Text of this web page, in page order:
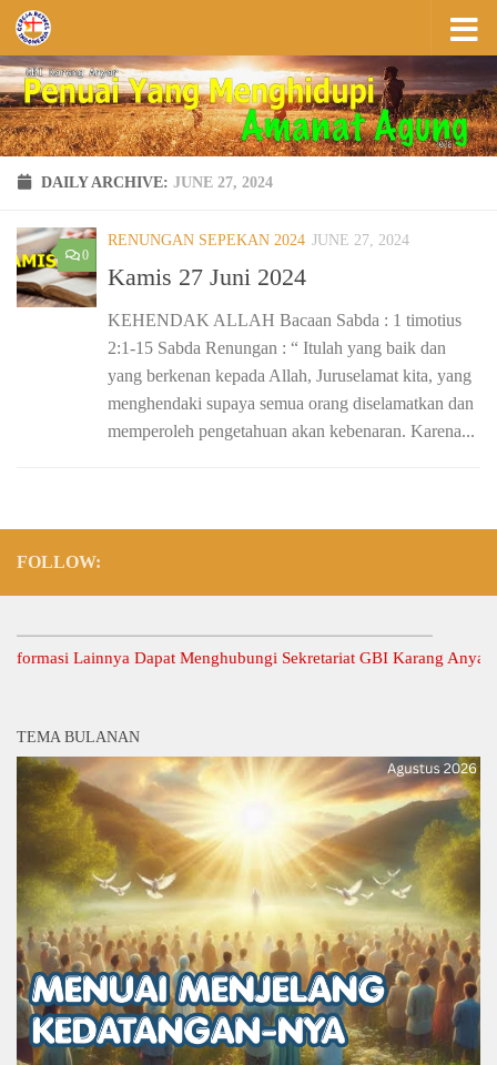
Skip to content
DAILY ARCHIVE: JUNE 27, 2024
0
RENUNGAN SEPEKAN 2024 JUNE 27, 2024
Kamis 27 Juni 2024
KEHENDAK ALLAH Bacaan Sabda : 1 timotius
2:1-15 Sabda Renungan : “ Itulah yang baik dan
yang berkenan kepada Allah, Juruselamat kita, yang
menghendaki supaya semua orang diselamatkan dan
memperoleh pengetahuan akan kebenaran. Karena...
FOLLOW:
Lainnya Dapat Menghubungi Sekretariat GBI Karang Anyar.
TEMA BULANAN